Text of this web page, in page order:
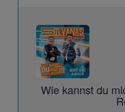
Wie kannst du